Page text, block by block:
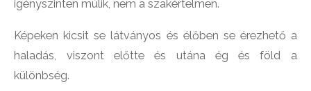
igényszinten múlik, nem a szakértelmen.
Képeken kicsit se látványos és élőben se érezhető a
haladás, viszont előtte és utána ég és föld a
különbség.